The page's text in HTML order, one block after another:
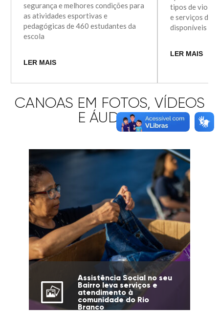
segurança e melhores condições para
as atividades esportivas e
pedagógicas de 460 estudantes da
escola
LER MAIS
tipos de
e serviços de
disponíveis
LER MAIS
CANOAS EM FOTOS, VÍDEOS
E ÁUDIOS
Assistência Social no seu
Bairro leva serviços e
atendimento à
comunidade do Rio
Branco